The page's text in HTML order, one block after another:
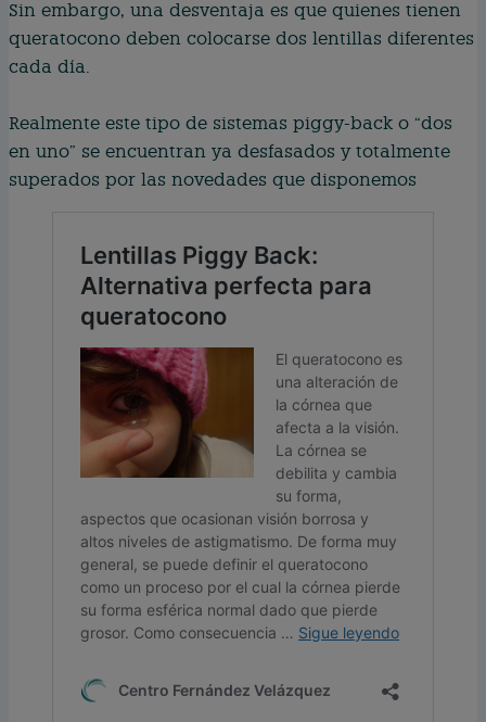
Sin embargo, una desventaja es que quienes tienen
queratocono deben colocarse dos lentillas diferentes
cada día.
Realmente este tipo de sistemas piggy-back o “dos
en uno” se encuentran ya desfasados y totalmente
superados por las novedades que disponemos